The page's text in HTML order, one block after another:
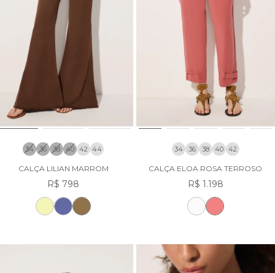
34 36 38 40 42 44
CALÇA LILIAN MARROM
R$ 798
34 36 38 40 42
CALÇA ELOA ROSA TERROSO
R$ 1.198